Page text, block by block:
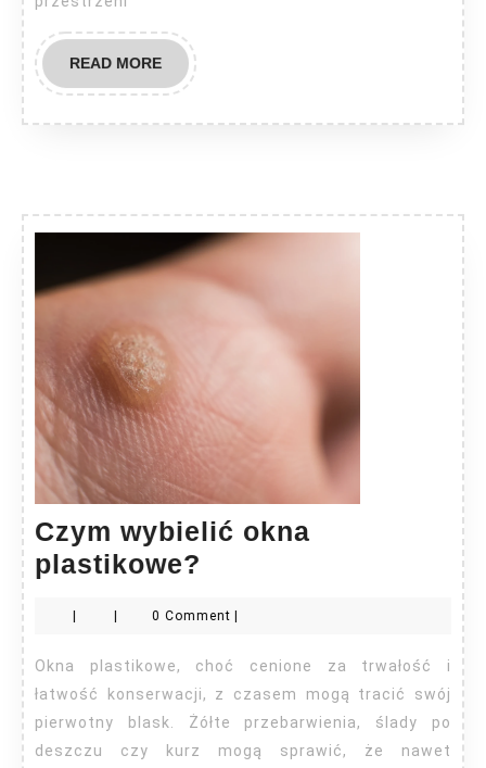
READ MOREREAD
MORE
Czym wybielić okna
plastikowe?
okna
plastikowe?
| | 0 Comment |
Okna plastikowe, choć cenione za trwałość i
łatwość konserwacji, z czasem mogą tracić swój
pierwotny blask. Żółte przebarwienia, ślady po
deszczu czy kurz mogą sprawić, że nawet